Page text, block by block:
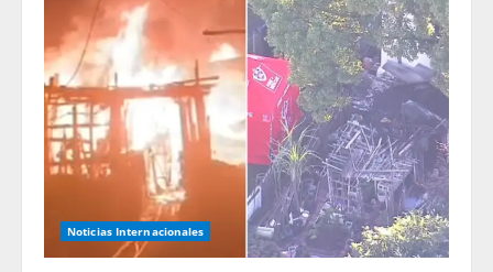
Noticias Internacionales